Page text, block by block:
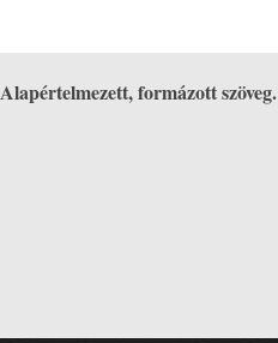
Alapértelmezett, formázott szöveg.